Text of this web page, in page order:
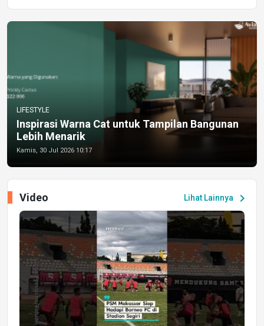
LIFESTYLE
Inspirasi Warna Cat untuk Tampilan Bangunan
Lebih Menarik
Kamis, 30 Jul 2026 10:17
Lihat Lainnya chevron_right
Video